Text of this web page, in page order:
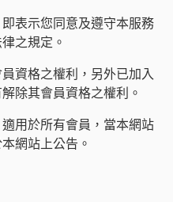
表示您同意及遵守本服務
之規定。
資格之權利，另外已加入
除其會員資格之權利。
用於所有會員，當本網站
網站上公告。